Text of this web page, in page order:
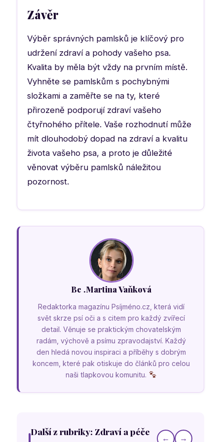
Závěr
Výběr správných pamlsků je klíčový pro
udržení zdraví a pohody vašeho psa.
Kvalita by měla být vždy na prvním místě.
Vyhněte se pamlskům s pochybnými
složkami a zaměřte se na ty, které
přirozeně podporují zdraví vašeho
čtyřnohého přítele. Vaše rozhodnutí může
mít dlouhodobý dopad na zdraví a kvalitu
života vašeho psa, a proto je důležité
věnovat výběru pamlsků náležitou
pozornost.
Bc .Martina Vaňková
Redaktorka magazínu Psíjméno.cz, která vidí
svět skrze psí oči a s citem pro každý zvířecí
detail. Věnuje se praktickým chovatelským
radám, výchově a psímu zpravodajství. Každý
den hledá novou inspiraci a příběhy s dobrým
koncem, které pak otiskuje do článků pro celou
naši tlapkovou komunitu.
Další z rubriky: Zdraví a péče
← →